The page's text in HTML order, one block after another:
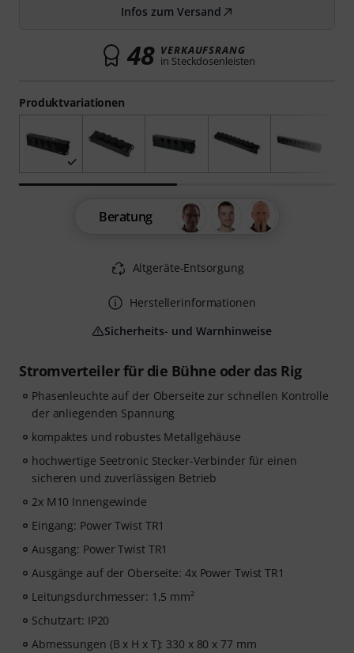
Stromverteiler für die Bühne oder das Rig
Phasenleuchte auf der Oberseite zur schnellen Kontrolle
der anliegenden Spannung
kompaktes und robustes Metallgehäuse
hochwertige Seetronic Stecker-Verbinder für einen
sicheren und zuverlässigen Betrieb
2x M10 Innengewinde
Eingang: Power Twist TR1
Ausgang: Power Twist TR1
Ausgänge auf der Oberseite: 4x Power Twist TR1
Leitungsdurchmesser: 1,5 mm²
Schutzart: IP20
Abmessungen (B x H x T): 330 x 80 x 77 mm
Produktvariationen
Infos zum Versand
48 VERKAUFSRANG
in Steckdosenleisten
Beratung
Altgeräte-Entsorgung
Herstellerinformationen
Sicherheits- und Warnhinweise